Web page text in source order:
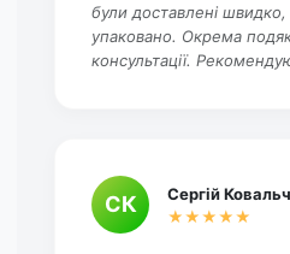
були доставлені
упаковано. Окрема
консультації.
СК
Сергій
★★★★★